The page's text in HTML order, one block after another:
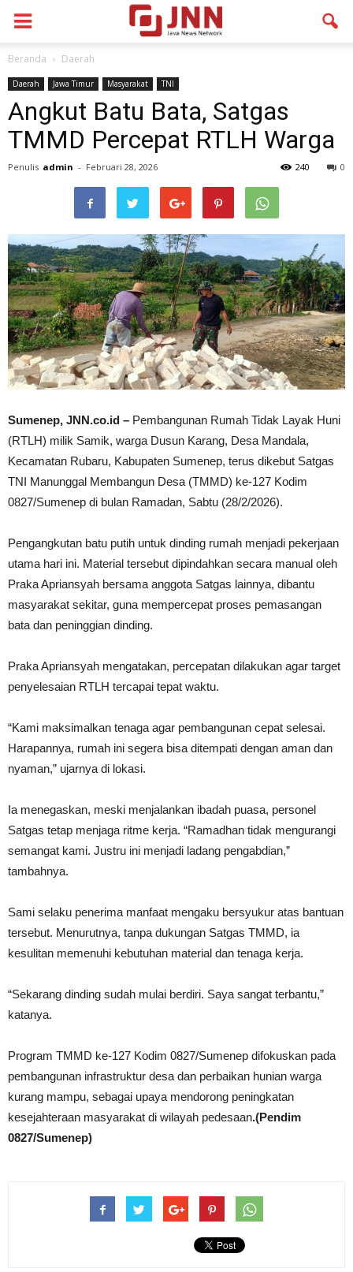
Beranda Daerah
Daerah Jawa Timur Masyarakat TNI
Angkut Batu Bata, Satgas
TMMD Percepat RTLH Warga
Penulis admin - Februari 28, 2026 0
240
Sumenep, JNN.co.id – Pembangunan Rumah Tidak Layak Huni
(RTLH) milik Samik, warga Dusun Karang, Desa Mandala,
Kecamatan Rubaru, Kabupaten Sumenep, terus dikebut Satgas
TNI Manunggal Membangun Desa (TMMD) ke-127 Kodim
0827/Sumenep di bulan Ramadan, Sabtu (28/2/2026).
Pengangkutan batu putih untuk dinding rumah menjadi pekerjaan
utama hari ini. Material tersebut dipindahkan secara manual oleh
Praka Apriansyah bersama anggota Satgas lainnya, dibantu
masyarakat sekitar, guna mempercepat proses pemasangan
bata dan peninggian dinding.
Praka Apriansyah mengatakan, percepatan dilakukan agar target
penyelesaian RTLH tercapai tepat waktu.
“Kami maksimalkan tenaga agar pembangunan cepat selesai.
Harapannya, rumah ini segera bisa ditempati dengan aman dan
nyaman,” ujarnya di lokasi.
Ia menegaskan, meski menjalankan ibadah puasa, personel
Satgas tetap menjaga ritme kerja. “Ramadhan tidak mengurangi
semangat kami. Justru ini menjadi ladang pengabdian,”
tambahnya.
Sami selaku penerima manfaat mengaku bersyukur atas bantuan
tersebut. Menurutnya, tanpa dukungan Satgas TMMD, ia
kesulitan memenuhi kebutuhan material dan tenaga kerja.
“Sekarang dinding sudah mulai berdiri. Saya sangat terbantu,”
katanya.
Program TMMD ke-127 Kodim 0827/Sumenep difokuskan pada
pembangunan infrastruktur desa dan perbaikan hunian warga
kurang mampu, sebagai upaya mendorong peningkatan
kesejahteraan masyarakat di wilayah pedesaan.(Pendim
0827/Sumenep)